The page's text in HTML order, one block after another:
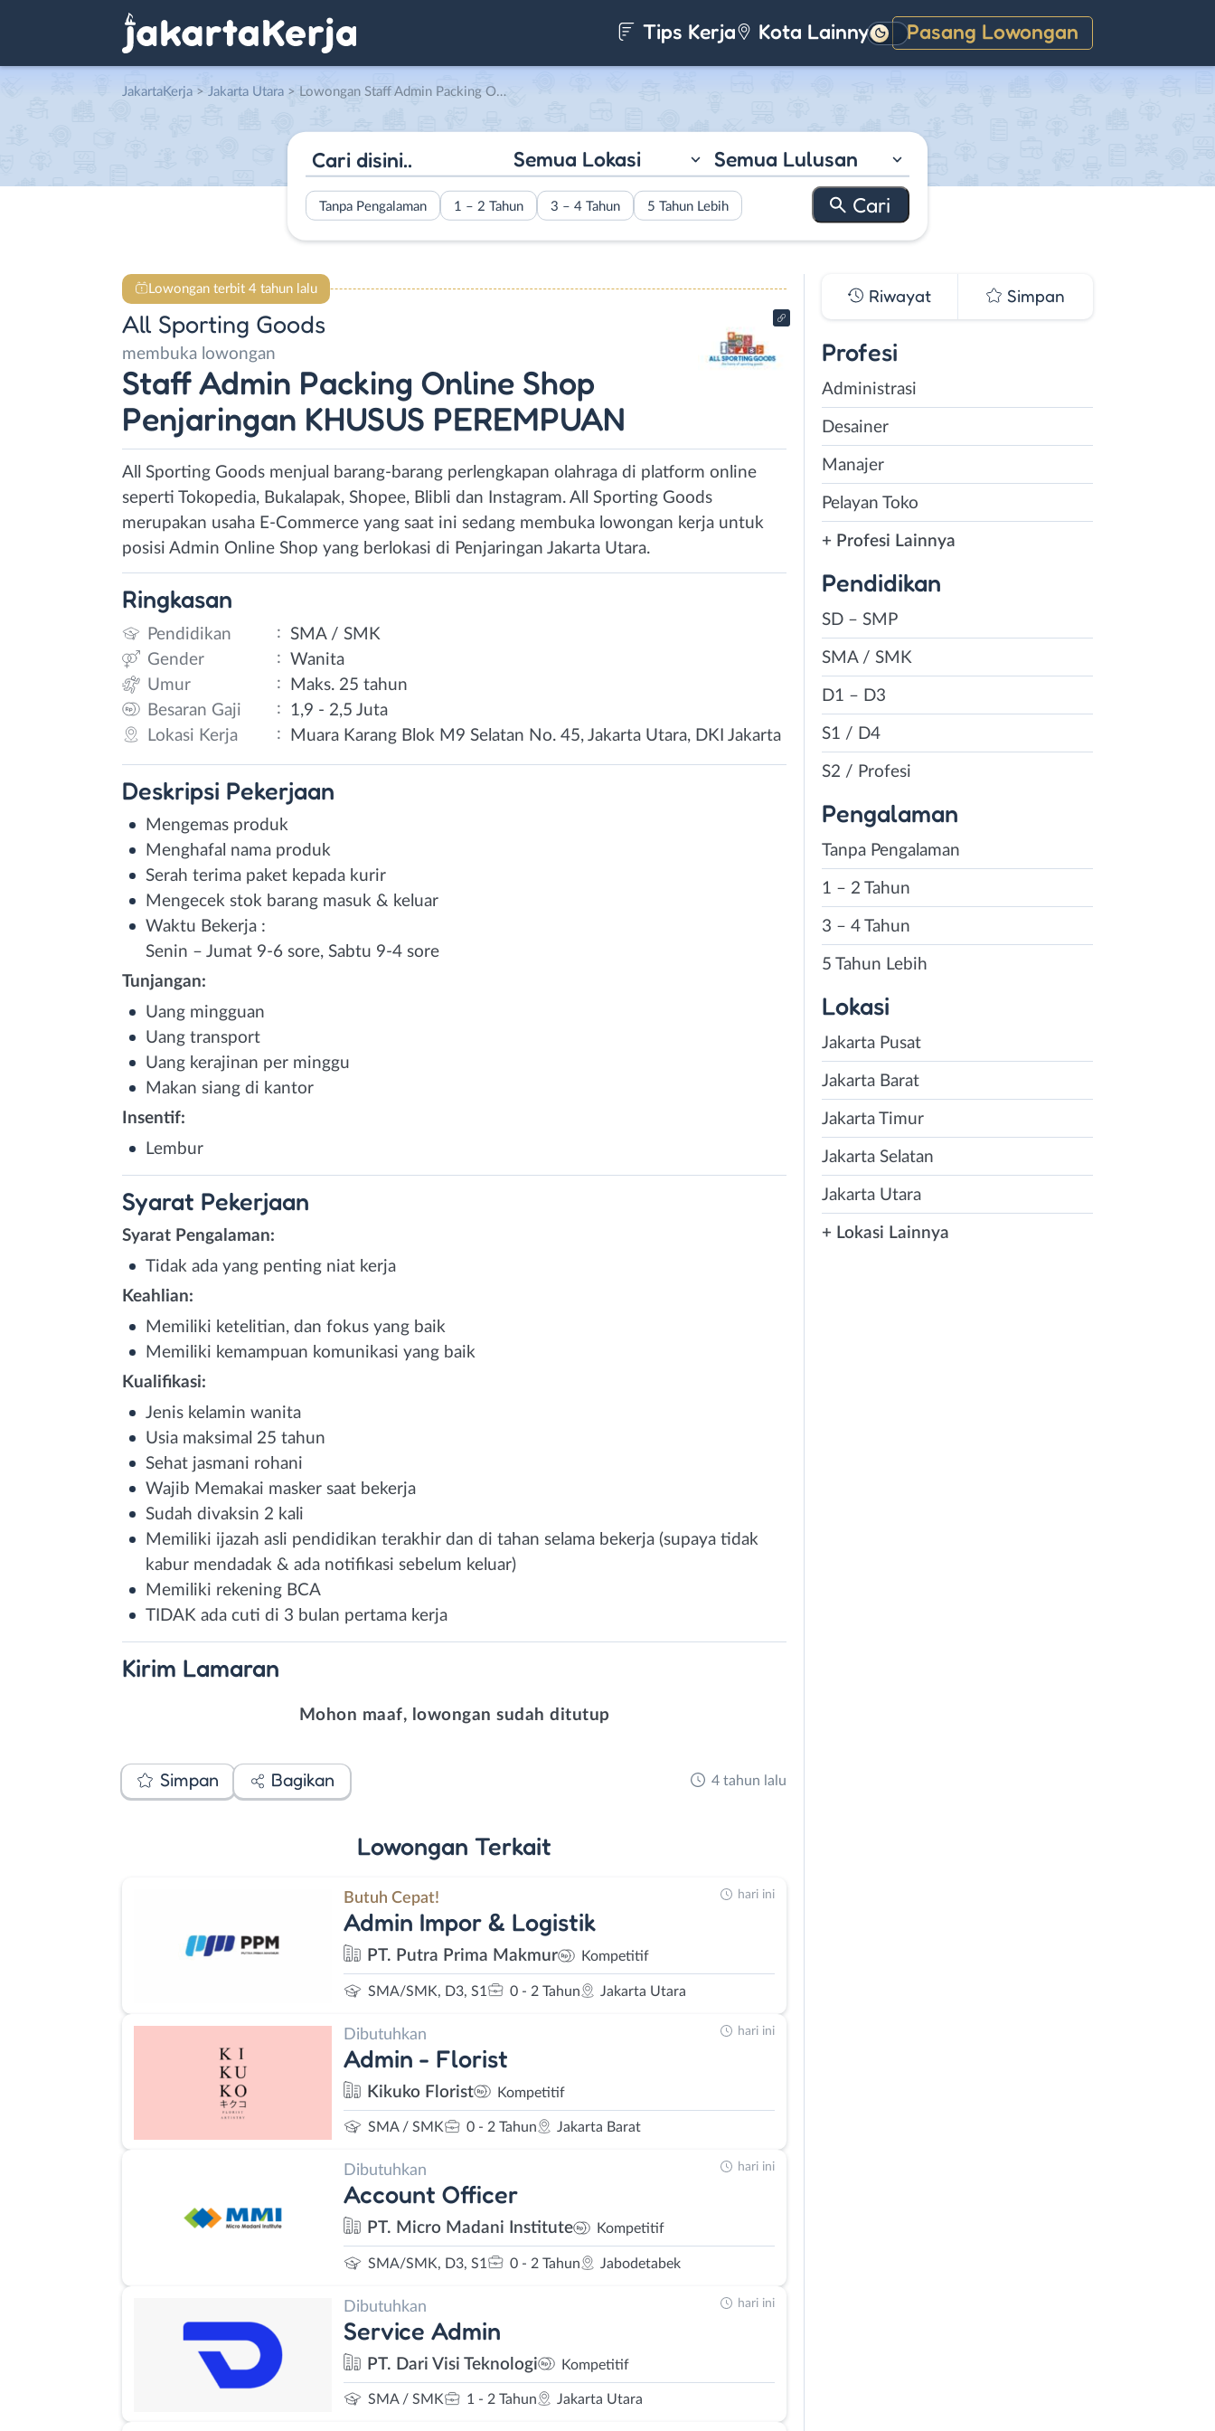
Tips Kerja Kota Lainnya Pasang Lowongan
Gelap
JakartaKerja > Jakarta Utara > Lowongan Staff Admin Packing Online Shop Penjaringan KHUSUS PEREMPUAN di All Sporting Goods
Semua Lokasi Semua Lulusan
Tanpa Pengalaman 1 – 2 Tahun 3 – 4 Tahun 5 Tahun Lebih
Lowongan terbit 4 tahun lalu
All Sporting Goods
membuka lowongan
Staff Admin Packing Online Shop
Penjaringan KHUSUS PEREMPUAN
All Sporting Goods menjual barang-barang perlengkapan olahraga di platform online
seperti Tokopedia, Bukalapak, Shopee, Blibli dan Instagram. All Sporting Goods
merupakan usaha E-Commerce yang saat ini sedang membuka lowongan kerja untuk
posisi Admin Online Shop yang berlokasi di Penjaringan Jakarta Utara.
Ringkasan
Pendidikan : SMA / SMK
Gender
: Wanita
Umur
:
Maks. 25 tahun
Besaran Gaji
:
1,9 - 2,5 Juta
Lokasi Kerja
: Muara Karang Blok M9 Selatan No. 45, Jakarta Utara, DKI Jakarta
Deskripsi Pekerjaan
Mengemas produk
Menghafal nama produk
Serah terima paket kepada kurir
Mengecek stok barang masuk & keluar
Waktu Bekerja :
Senin – Jumat 9-6 sore, Sabtu 9-4 sore
Tunjangan:
Uang mingguan
Uang transport
Uang kerajinan per minggu
Makan siang di kantor
Insentif:
Lembur
Syarat Pekerjaan
Syarat Pengalaman:
Tidak ada yang penting niat kerja
Keahlian:
Memiliki ketelitian, dan fokus yang baik
Memiliki kemampuan komunikasi yang baik
Kualifikasi:
Jenis kelamin wanita
Usia maksimal 25 tahun
Sehat jasmani rohani
Wajib Memakai masker saat bekerja
Sudah divaksin 2 kali
Memiliki ijazah asli pendidikan terakhir dan di tahan selama bekerja (supaya tidak
kabur mendadak & ada notifikasi sebelum keluar)
Memiliki rekening BCA
TIDAK ada cuti di 3 bulan pertama kerja
Kirim Lamaran
Mohon maaf, lowongan sudah ditutup
Simpan Bagikan 4 tahun lalu
Lowongan Terkait
Butuh Cepat!
Admin Impor & Logistik
PT. Putra Prima Makmur Kompetitif
SMA/SMK, D3, S1 0 - 2 Tahun Jakarta Utara
hari ini
Dibutuhkan
Admin - Florist
Kikuko Florist Kompetitif
SMA / SMK 0 - 2 Tahun Jakarta Barat
hari ini
Dibutuhkan
Account Officer
PT. Micro Madani Institute Kompetitif
SMA/SMK, D3, S1 0 - 2 Tahun Jabodetabek
hari ini
Dibutuhkan
Service Admin
PT. Dari Visi Teknologi Kompetitif
SMA / SMK 1 - 2 Tahun Jakarta Utara
hari ini
Riwayat Simpan
Profesi
Administrasi
Desainer
Manajer
Pelayan Toko
+ Profesi Lainnya
Pendidikan
SD – SMP
SMA / SMK
D1 – D3
S1 / D4
S2 / Profesi
Pengalaman
Tanpa Pengalaman
1 – 2 Tahun
3 – 4 Tahun
5 Tahun Lebih
Lokasi
Jakarta Pusat
Jakarta Barat
Jakarta Timur
Jakarta Selatan
Jakarta Utara
+ Lokasi Lainnya